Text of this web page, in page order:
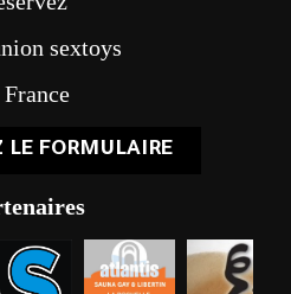
sextoys
France
LE FORMULAIRE